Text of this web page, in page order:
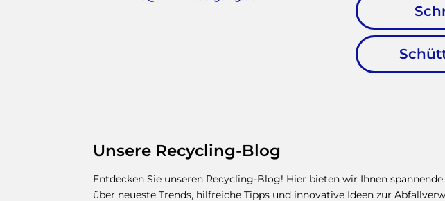
Unsere Recycling-Blog
Entdecken Sie unseren Recycling-Blog! Hier bieten wir Ihnen
über neueste Trends, hilfreiche Tipps und innovative Ideen zur